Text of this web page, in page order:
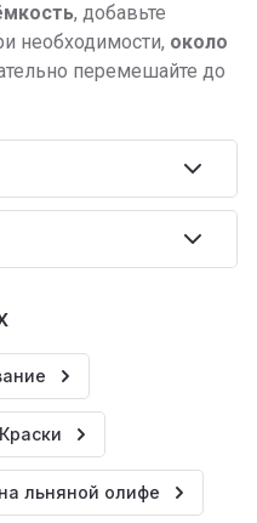
, добавьте
необходимости, около
перемешайте до
Краски
льняной олифе